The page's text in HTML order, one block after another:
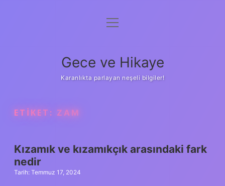
Anasayfa
Yasal Uyarı
menüyü
Gece ve Hikaye
Karanlıkta parlayan neşeli bilgiler!
ETIKET: ZAM
Kızamık ve kızamıkçık arasındaki fark
nedir
Tarih: Temmuz 17, 2024